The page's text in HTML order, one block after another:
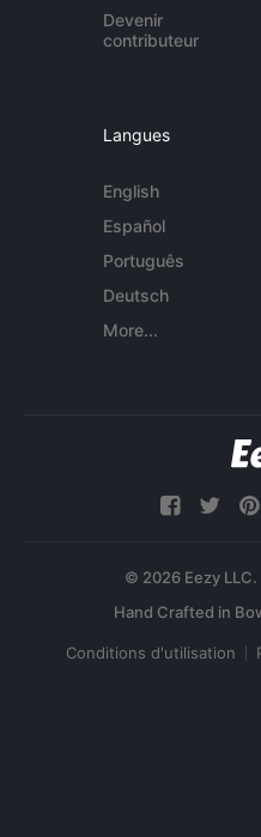
Devenir
contributeur
Langues
English
Español
Português
Deutsch
More...
© 2026 Eezy
Conditions d'utilisation